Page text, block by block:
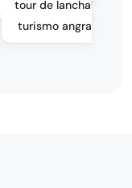
tour de lancha
turismo angra